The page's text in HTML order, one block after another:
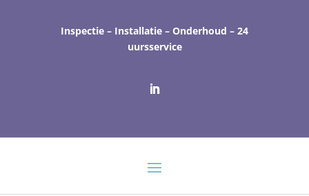
Inspectie – Installatie – Onderhoud – 24
uursservice